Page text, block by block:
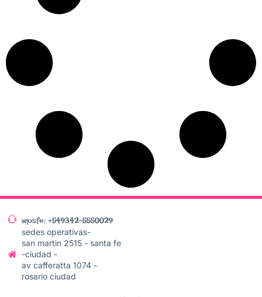
wpsfe: +549342-5550029
sedes operativas-
san martin 2515 - santa fe
-ciudad -
av cafferatta 1074 -
rosario ciudad